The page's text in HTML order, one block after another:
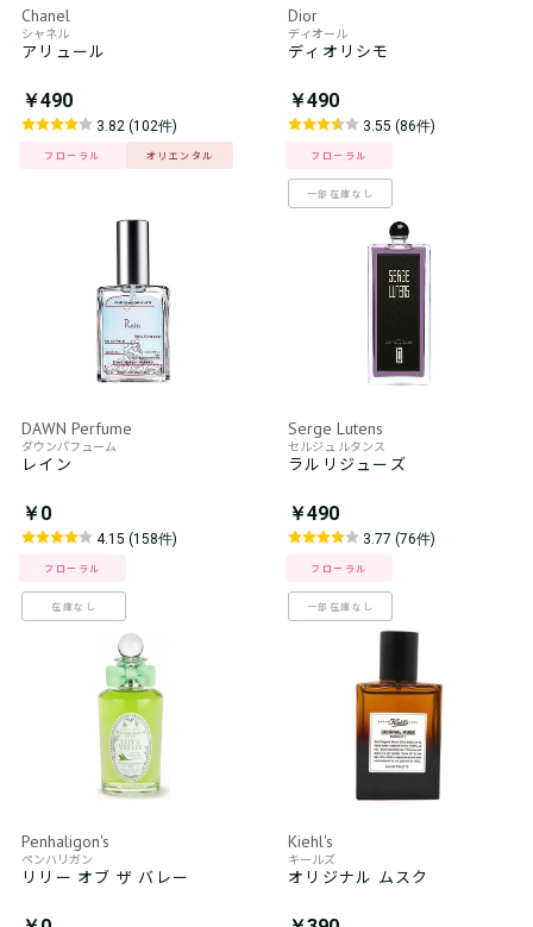
Chanel
シャネル
アリュール
￥490
3.82 (102件)
フローラル オリエンタル
Dior
ディオール
ディオリシモ
￥490
3.55 (86件)
フローラル
一部在庫なし
DAWN Perfume
ダウンパフューム
レイン
￥0
4.15 (158件)
フローラル
在庫なし
Serge Lutens
セルジュ ルタンス
ラルリジューズ
￥490
3.77 (76件)
フローラル
一部在庫なし
Penhaligon's
ペンハリガン
リリー オブ ザ バレー
Kiehl's
キールズ
オリジナル ムスク